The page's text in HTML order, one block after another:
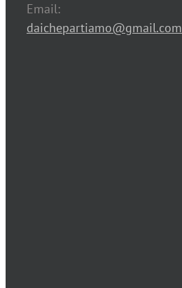
Email:
daichepartiamo@gmail.com